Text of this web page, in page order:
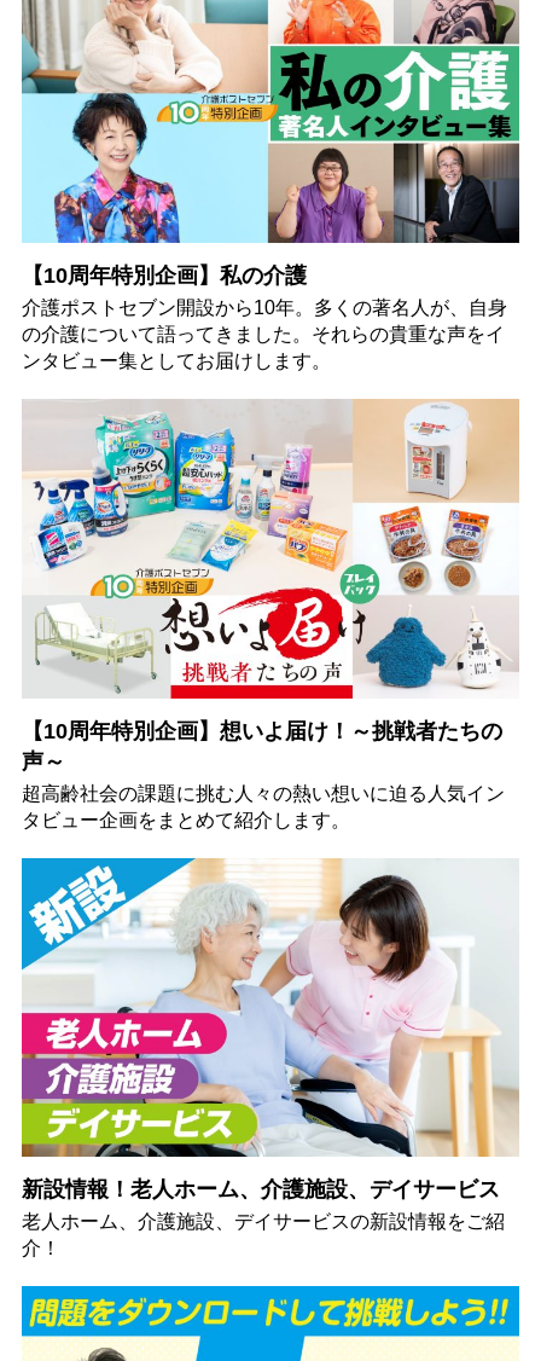
【10周年特別企画】私の介護
介護ポストセブン開設から10年。多くの著名人が、自身
の介護について語ってきました。それらの貴重な声をイ
ンタビュー集としてお届けします。
【10周年特別企画】想いよ届け！～挑戦者たちの
声～
超高齢社会の課題に挑む人々の熱い想いに迫る人気イン
タビュー企画をまとめて紹介します。
新設情報！老人ホーム、介護施設、デイサービス
老人ホーム、介護施設、デイサービスの新設情報をご紹
介！